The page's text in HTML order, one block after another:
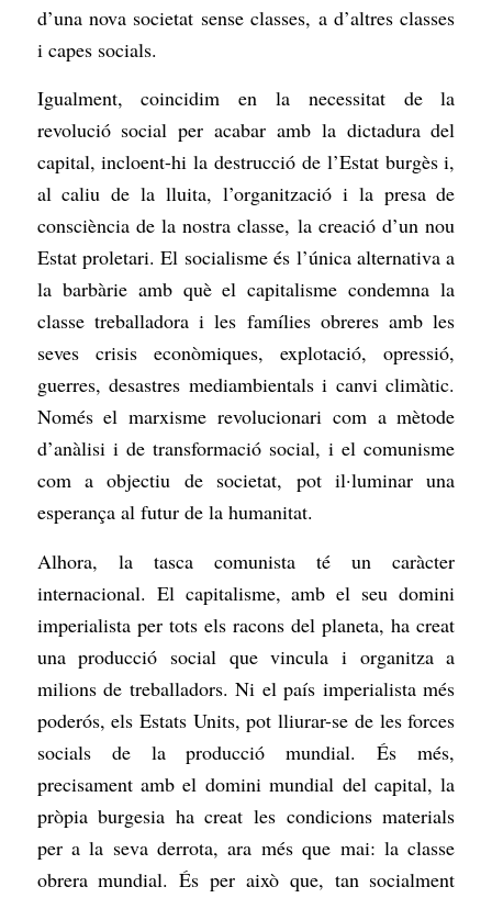
d’una nova societat sense classes, a d’altres classes
i capes socials.
Igualment, coincidim en la necessitat de la
revolució social per acabar amb la dictadura del
capital, incloent-hi la destrucció de l’Estat burgès i,
al caliu de la lluita, l’organització i la presa de
consciència de la nostra classe, la creació d’un nou
Estat proletari. El socialisme és l’única alternativa a
la barbàrie amb què el capitalisme condemna la
classe treballadora i les famílies obreres amb les
seves crisis econòmiques, explotació, opressió,
guerres, desastres mediambientals i canvi climàtic.
Només el marxisme revolucionari com a mètode
d’anàlisi i de transformació social, i el comunisme
com a objectiu de societat, pot il·luminar una
esperança al futur de la humanitat.
Alhora, la tasca comunista té un caràcter
internacional. El capitalisme, amb el seu domini
imperialista per tots els racons del planeta, ha creat
una producció social que vincula i organitza a
milions de treballadors. Ni el país imperialista més
poderós, els Estats Units, pot lliurar-se de les forces
socials de la producció mundial. És més,
precisament amb el domini mundial del capital, la
pròpia burgesia ha creat les condicions materials
per a la seva derrota, ara més que mai: la classe
obrera mundial. És per això que, tan socialment